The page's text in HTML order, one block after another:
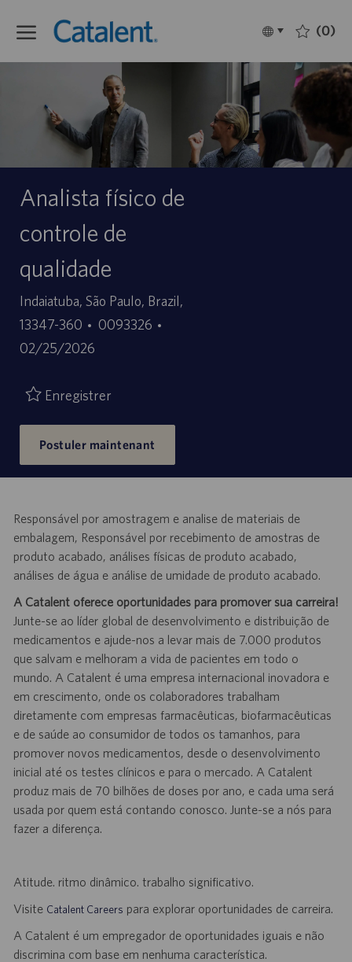
Language
selected
Français (0)
Analista físico de
controle de
qualidade
Site
Indaiatuba, São Paulo, Brazil,
13347-360
ID
0093326
02/25/2026
Enregistrer
Postuler maintenant
Responsável por amostragem e analise de materiais de
embalagem, Responsável por recebimento de amostras de
produto acabado, análises físicas de produto acabado,
análises de água e análise de umidade de produto acabado.
A Catalent oferece oportunidades para promover sua carreira!
Junte-se ao líder global de desenvolvimento e distribuição de
medicamentos e ajude-nos a levar mais de 7.000 produtos
que salvam e melhoram a vida de pacientes em todo o
mundo. A Catalent é uma empresa internacional inovadora e
em crescimento, onde os colaboradores trabalham
diretamente com empresas farmacêuticas, biofarmacêuticas
e de saúde ao consumidor de todos os tamanhos, para
promover novos medicamentos, desde o desenvolvimento
inicial até os testes clínicos e para o mercado. A Catalent
produz mais de 70 bilhões de doses por ano, e cada uma será
usada por quem está contando conosco. Junte-se a nós para
fazer a diferença.
Atitude. ritmo dinâmico. trabalho significativo.
Visite Catalent Careers para explorar oportunidades de carreira.
A Catalent é um empregador de oportunidades iguais e não
discrimina com base em nenhuma característica.